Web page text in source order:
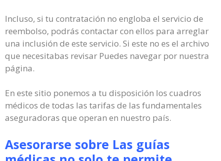
Incluso, si tu contratación no engloba el servicio de
reembolso, podrás contactar con ellos para arreglar
una inclusión de este servicio. Si este no es el archivo
que necesitabas revisar Puedes navegar por nuestra
página.
En este sitio ponemos a tu disposición los cuadros
médicos de todas las tarifas de las fundamentales
aseguradoras que operan en nuestro país.
Asesorarse sobre Las guías